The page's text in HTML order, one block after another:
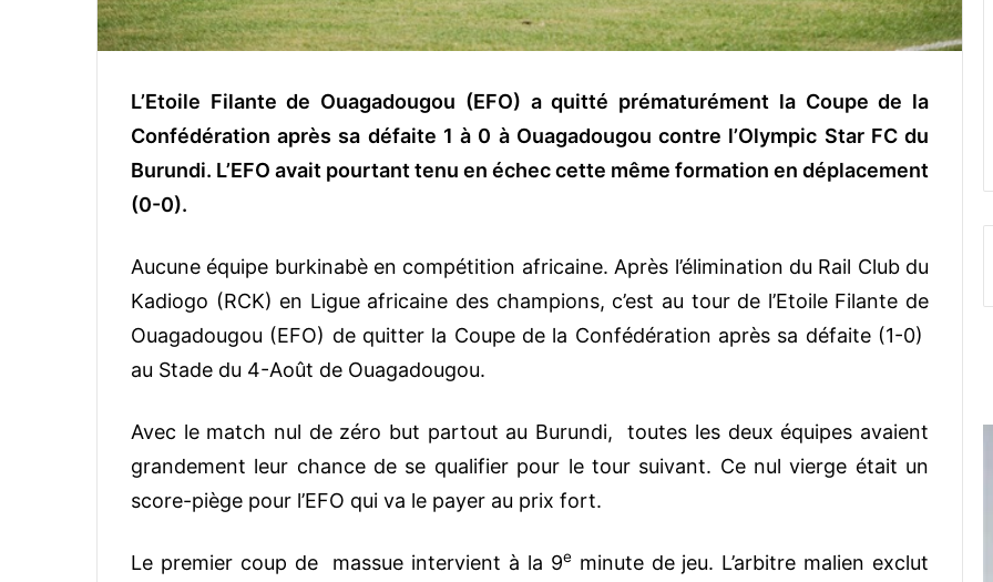
L’Etoile Filante de Ouagadougou (EFO) a quitté prématurément la Coupe de la
Confédération après sa défaite 1 à 0 à Ouagadougou contre l’Olympic Star FC du
Burundi. L’EFO avait pourtant tenu en échec cette même formation en déplacement
(0-0).
Aucune équipe burkinabè en compétition africaine. Après l’élimination du Rail Club du
Kadiogo (RCK) en Ligue africaine des champions, c’est au tour de l’Etoile Filante de
Ouagadougou (EFO) de quitter la Coupe de la Confédération après sa défaite (1-0)
au Stade du 4-Août de Ouagadougou.
Avec le match nul de zéro but partout au Burundi, toutes les deux équipes avaient
grandement leur chance de se qualifier pour le tour suivant. Ce nul vierge était un
score-piège pour l’EFO qui va le payer au prix fort.
Le premier coup de massue intervient à la 9eminute de jeu. L’arbitre malien exclut